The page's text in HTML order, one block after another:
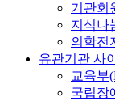
기관회
지식나
의학전
유관기관 사
교육부
국립장